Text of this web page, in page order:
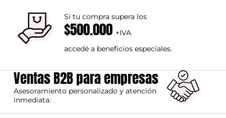
Si tu compra supera los
$500.000 +IVA
accedé a beneficios especiales.
Ventas B2B para empresas
Asesoramiento personalizado y atención
inmediata.